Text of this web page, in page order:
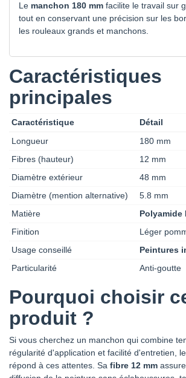
Le manchon 180 mm facilite le travail sur
tout en conservant une précision sur les
les rouleaux grands et manchons.
Caractéristiques
principales
Caractéristique
Détail
Longueur
180 mm
Fibres (hauteur)
12 mm
Diamètre extérieur
48 mm
Diamètre (mention alternative)
5.8 mm
Matière
Polyamide
Finition
Léger
Usage conseillé
Peintures
Particularité
Anti-goutte
Pourquoi choisir
produit ?
Si vous cherchez un manchon qui combine
régularité d'application et facilité d'entretien, le
répond à ces attentes. Sa fibre 12 mm